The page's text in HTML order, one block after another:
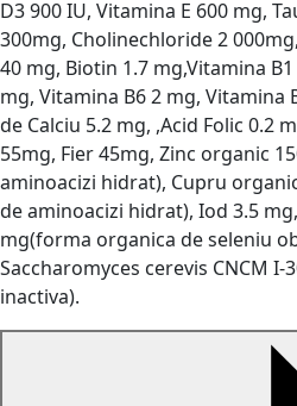
D3 900 IU, Vitamina E 600 mg,
300mg, Cholinechloride 2
40 mg, Biotin 1.7 mg,Vitamina
mg, Vitamina B6 2 mg, Vitamina
de Calciu 5.2 mg, ,Acid Folic 0.2
55mg, Fier 45mg, Zinc organic
aminoacizi hidrat), Cupru
de aminoacizi hidrat), Iod 3.5
mg(forma organica de seleniu
Saccharomyces cerevis CNCM
inactiva).